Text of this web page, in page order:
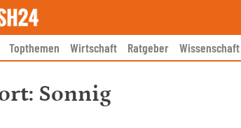
Topthemen Wirtschaft Ratgeber Wissenschaft
Sonnig